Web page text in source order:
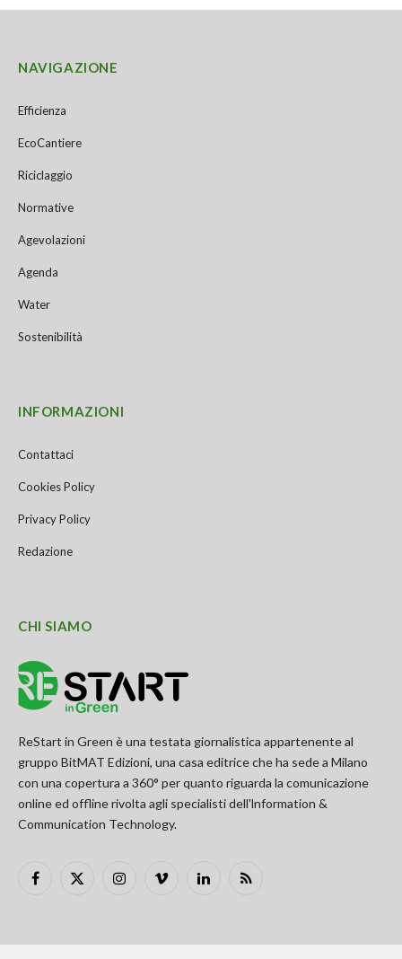
NAVIGAZIONE
Efficienza
EcoCantiere
Riciclaggio
Normative
Agevolazioni
Agenda
Water
Sostenibilità
INFORMAZIONI
Contattaci
Cookies Policy
Privacy Policy
Redazione
CHI SIAMO
ReStart in Green è una testata giornalistica appartenente al
gruppo BitMAT Edizioni, una casa editrice che ha sede a Milano
con una copertura a 360° per quanto riguarda la comunicazione
online ed offline rivolta agli specialisti dell'lnformation &
Communication Technology.
Facebook
X
InstagramVimeo LinkedInRSS